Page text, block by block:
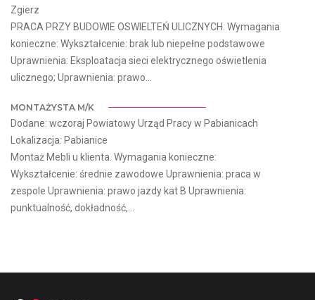
Zgierz
PRACA PRZY BUDOWIE OSWIELTEŃ ULICZNYCH. Wymagania
konieczne: Wykształcenie: brak lub niepełne podstawowe
Uprawnienia: Eksploatacja sieci elektrycznego oświetlenia
ulicznego; Uprawnienia: prawo...
MONTAŻYSTA M/K
Dodane: wczoraj Powiatowy Urząd Pracy w Pabianicach
Lokalizacja: Pabianice
Montaż Mebli u klienta. Wymagania konieczne:
Wykształcenie: średnie zawodowe Uprawnienia: praca w
zespole Uprawnienia: prawo jazdy kat B Uprawnienia:
punktualność, dokładność,...